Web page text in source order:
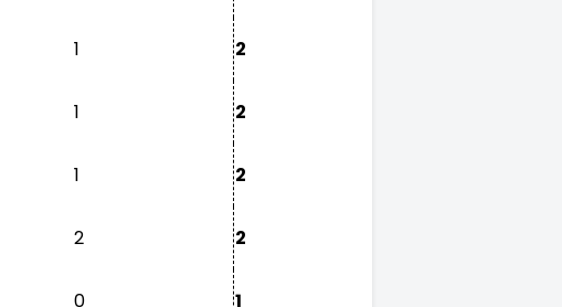
1 2
1 2
1 2
2 2
0 1